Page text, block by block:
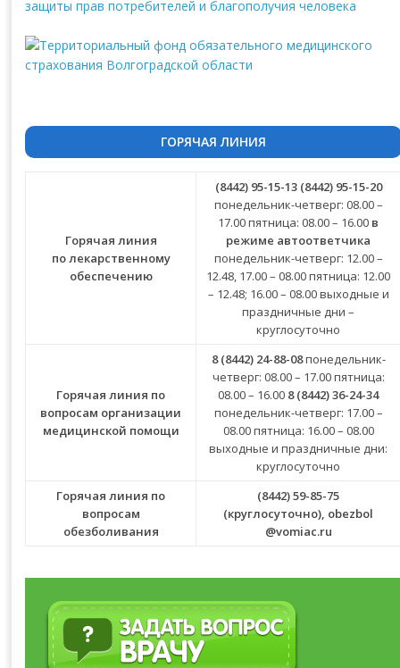
ГОРЯЧАЯ ЛИНИЯ
Горячая линия
по лекарственному
обеспечению
(8442) 95-15-13 (8442) 95-15-20
понедельник-четверг: 08.00 –
17.00 пятница: 08.00 – 16.00 в
режиме автоответчика
понедельник-четверг: 12.00 –
12.48, 17.00 – 08.00 пятница: 12.00
– 12.48; 16.00 – 08.00 выходные и
праздничные дни –
круглосуточно
Горячая линия по
вопросам организации
медицинской помощи
8 (8442) 24-88-08понедельник-
четверг: 08.00 – 17.00 пятница:
08.00 – 16.00 8 (8442) 36-24-34
понедельник-четверг: 17.00 –
08.00 пятница: 16.00 – 08.00
выходные и праздничные дни:
круглосуточно
Горячая линия по
вопросам
обезболивания
(8442) 59-85-75
(круглосуточно), obezbol
@vomiac.ru